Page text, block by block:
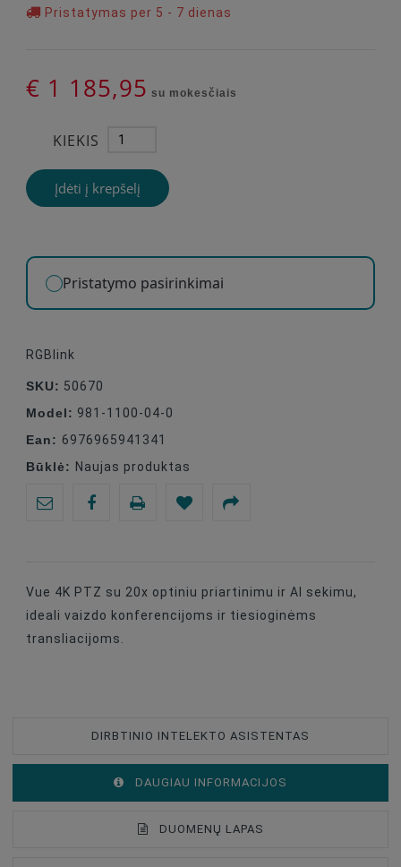
Pristatymas per 5 - 7 dienas
€ 1 185,95 su mokesčiais
KIEKIS
Įdėti į krepšelį
Pristatymo pasirinkimai
RGBlink
SKU: 50670
Model: 981-1100-04-0
Ean: 6976965941341
Būklė: Naujas produktas
Vue 4K PTZ su 20x optiniu priartinimu ir AI sekimu,
ideali vaizdo konferencijoms ir tiesioginėms
transliacijoms.
DIRBTINIO INTELEKTO ASISTENTAS
DAUGIAU INFORMACIJOS
DUOMENŲ LAPAS